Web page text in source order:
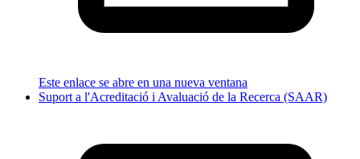
Este enlace se abre en una nueva ventana
Suport a l'Acreditació i Avaluació de la Recerca (SAAR)